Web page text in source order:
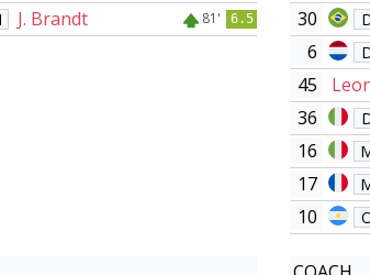
J. Brandt 81' 6.5 30
6
45
36
16
17
10